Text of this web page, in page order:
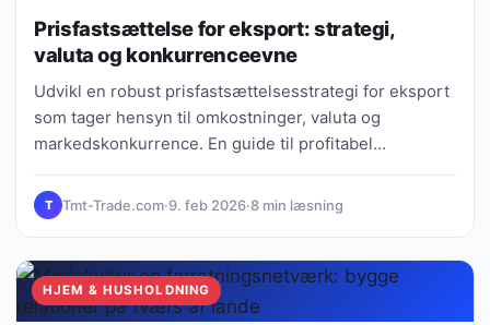
Prisfastsættelse for eksport: strategi,
valuta og konkurrenceevne
Udvikl en robust prisfastsættelsesstrategi for eksport
som tager hensyn til omkostninger, valuta og
markedskonkurrence. En guide til profitabel
T Tmt-Trade.com·9. feb 2026·8 min læsning
HJEM & HUSHOLDNING